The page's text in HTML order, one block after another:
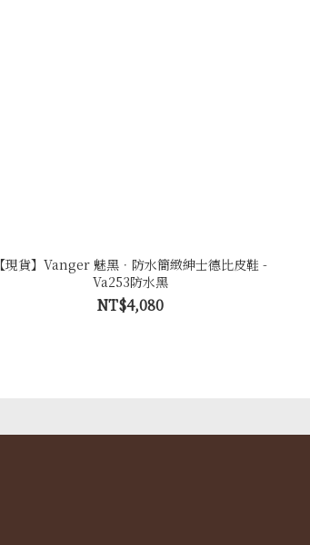
【現貨】Vanger 魅黑．防水簡緻紳士德比皮鞋 -
Va253防水黑
NT$4,080